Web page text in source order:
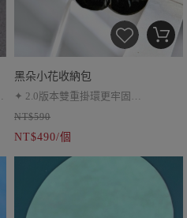
黑朵小花收納包
✦ 2.0版本雙重掛環更牢固
✦ 耳機包、小零錢包
✦ 伸縮繩超靈活
NT$590
NT$490/個